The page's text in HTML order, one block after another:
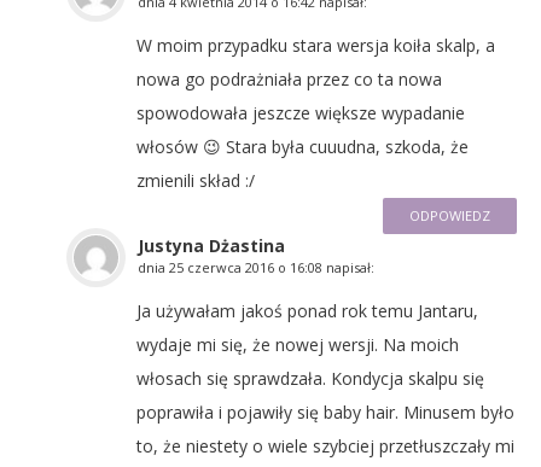
W moim przypadku stara wersja koiła skalp, a
nowa go podrażniała przez co ta nowa
spowodowała jeszcze większe wypadanie
włosów 😉 Stara była cuuudna, szkoda, że
zmienili skład :/
ODPOWIEDZ
Justyna Dżastina
dnia 25 czerwca 2016 o 16:08 napisał:
Ja używałam jakoś ponad rok temu Jantaru,
wydaje mi się, że nowej wersji. Na moich
włosach się sprawdzała. Kondycja skalpu się
poprawiła i pojawiły się baby hair. Minusem było
to, że niestety o wiele szybciej przetłuszczały mi